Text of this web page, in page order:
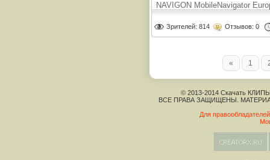
NAVIGON MobileNavigator
Зрителей: 814 Отзывов: 0
« 1
© 2013-2014 Скачать
ВСЕ ПРАВА ЗАЩИЩЕНЫ.
Для правообладателей